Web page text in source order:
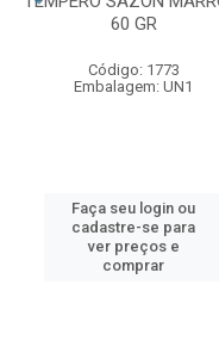
60 GR
Código: 1773
Embalagem: UN1
Faça seu login ou
cadastre-se para
ver preços e
comprar